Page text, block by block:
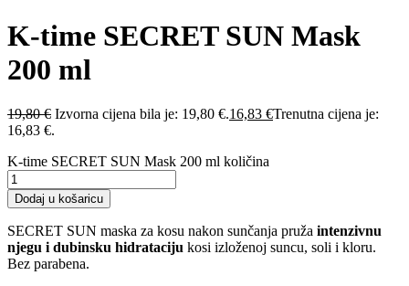
K-time SECRET SUN Mask
200 ml
19,80€ Izvorna cijena bila je: 19,80 €.16,83 €Trenutna cijena je:
16,83 €.
K-time SECRET SUN Mask 200 ml količina
Dodaj u košaricu
SECRET SUN maska za kosu nakon sunčanja pruža intenzivnu
njegu i dubinsku hidrataciju kosi izloženoj suncu, soli i kloru.
Bez parabena.